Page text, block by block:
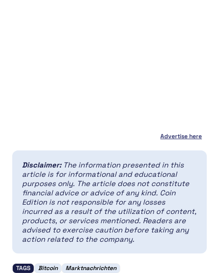
Advertise here
Disclaimer: The information presented in this
article is for informational and educational
purposes only. The article does not constitute
financial advice or advice of any kind. Coin
Edition is not responsible for any losses
incurred as a result of the utilization of content,
products, or services mentioned. Readers are
advised to exercise caution before taking any
action related to the company.
TAGS Bitcoin Marktnachrichten